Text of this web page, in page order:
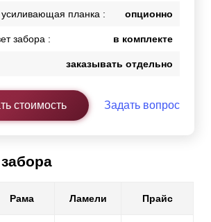
планка : опционно
забора : в комплекте
заказывать отдельно
стоимость Задать вопрос
Рама Ламели Прайс